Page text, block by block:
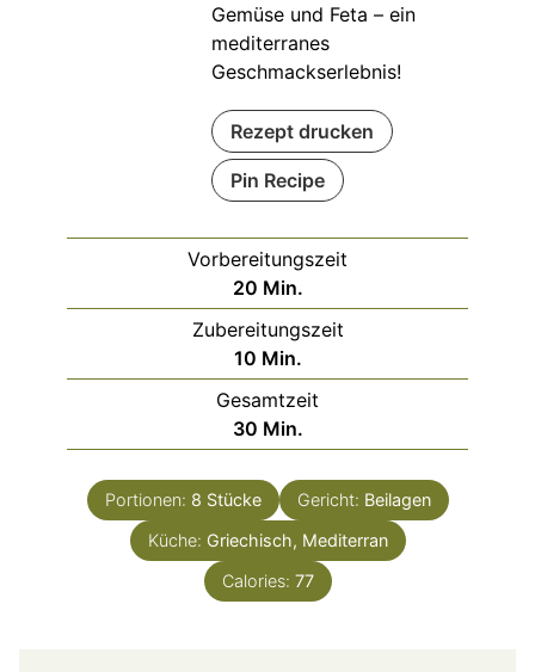
Gemüse und Feta – ein
mediterranes
Geschmackserlebnis!
Rezept drucken
Pin Recipe
Vorbereitungszeit
20Minuten
Min.
Zubereitungszeit
10Minuten
Min.
Gesamtzeit
30Minuten
Min.
Portionen: 8 Stücke Gericht: Beilagen
Küche: Griechisch, Mediterran
Calories: 77